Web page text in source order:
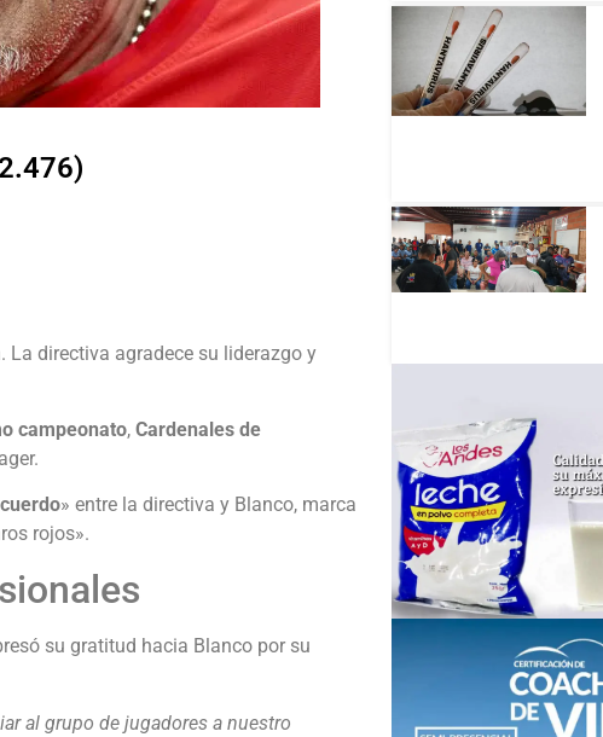
. La directiva agradece su liderazgo y
campeonato, Cardenales de
» entre la directiva y Blanco, marca
rojos».
su gratitud hacia Blanco por su
al grupo de jugadores a nuestro